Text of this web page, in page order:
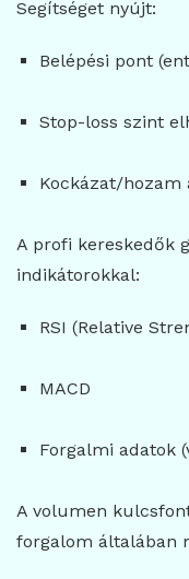
Segítséget nyújt:
Belépési pont
Stop-loss szint
Kockázat/hozam
A profi kereskedők
indikátorokkal:
RSI (Relative
MACD
Forgalmi adatok
A volumen
forgalom általában